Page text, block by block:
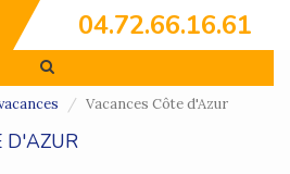
04.72.66.16.61
Vacances Côte d'Azur
D'AZUR